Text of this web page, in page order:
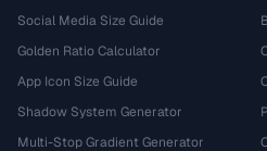
Social Media Size Guide
Golden Ratio Calculator
App Icon Size Guide
Shadow System Generator
Multi-Stop Gradient Generator